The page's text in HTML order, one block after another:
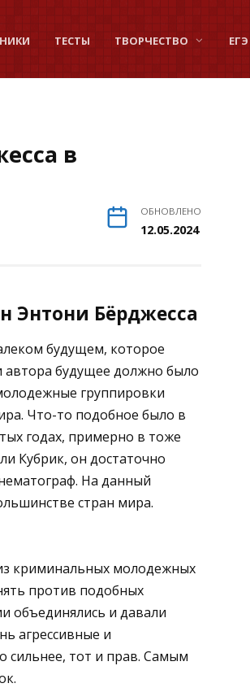
ТЕСТЫ ТВОРЧЕСТВО ЕГЭ
в
ОБНОВЛЕНО
12.05.2024
Энтони Бёрджесса
будущем, которое
автора будущее должно было
группировки
Что-то подобное было в
годах, примерно в тоже
Кубрик, он достаточно
На данный
стран мира.
криминальных молодежных
против подобных
объединялись и давали
агрессивные и
сильнее, тот и прав. Самым